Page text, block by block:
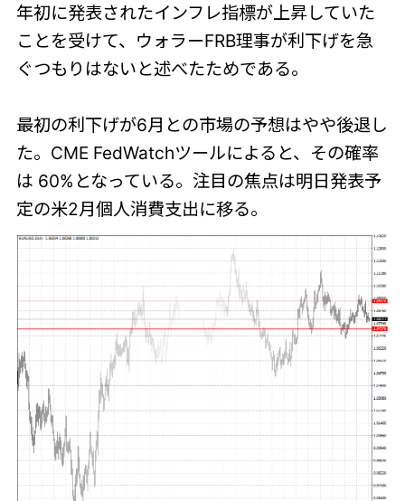
年初に発表されたインフレ指標が上昇していた
ことを受けて、ウォラーFRB理事が利下げを急
ぐつもりはないと述べたためである。
最初の利下げが6月との市場の予想はやや後退し
た。CME FedWatchツールによると、その確率
は 60%となっている。注目の焦点は明日発表予
定の米2月個人消費支出に移る。